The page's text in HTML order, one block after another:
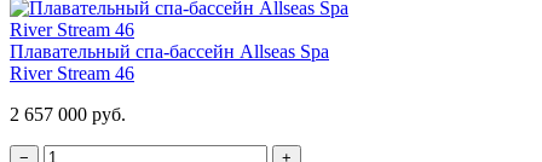
Плавательный спа-бассейн Allseas Spa
River Stream 46
2 657 000 руб.
−
+